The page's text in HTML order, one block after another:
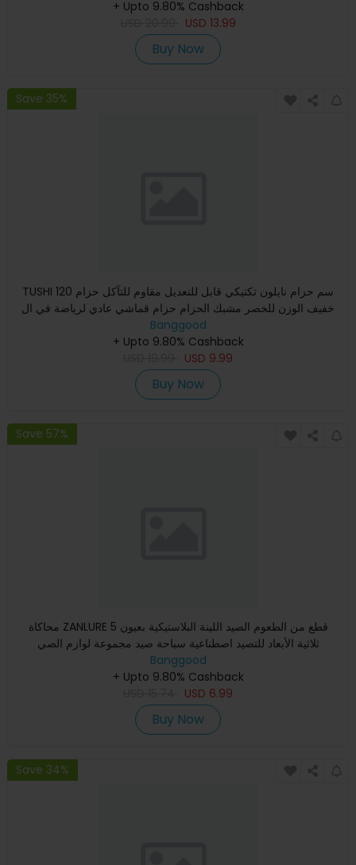
+ Upto 9.80% Cashback
USD 13.99
Buy Now
Save 35%
TUSHI 120 سم حزام نايلون تكتيكي قابل للتعديل مقاوم للتآكل حزام
خفيف الوزن للخصر مشبك الحزام حزام قماشي عادي لرياضة في ال
Banggood
+ Upto 9.80% Cashback
USD 9.99
Buy Now
Save 57%
محاكاة ZANLURE 5 قطع من الطعوم الصيد اللينة البلاستيكية بعيون
ثلاثية الأبعاد للتصيد اصطناعية سباحة صيد مجموعة لوازم الصي
Banggood
+ Upto 9.80% Cashback
USD 6.99
Buy Now
Save 34%